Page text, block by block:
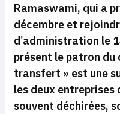
Ramaswami, qui a
décembre et
d’administration le
présent le patron du
transfert » est une
les deux entreprises
souvent déchirées,